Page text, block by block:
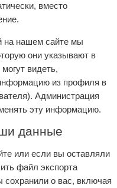
вместо
на нашем сайте мы
они указывают в
видеть,
из профиля в
Администрация
эту информацию.
данные
или если вы оставляли
файл экспорта
о вас, включая